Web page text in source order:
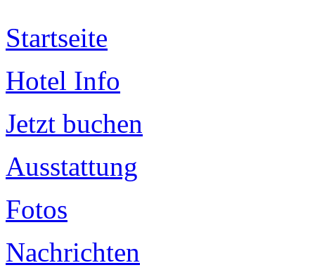
Startseite
Hotel Info
Jetzt buchen
Ausstattung
Fotos
Nachrichten